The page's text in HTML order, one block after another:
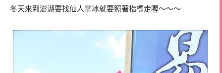
冬天來到澎湖要找仙人掌冰就要照著指標走喔～～～